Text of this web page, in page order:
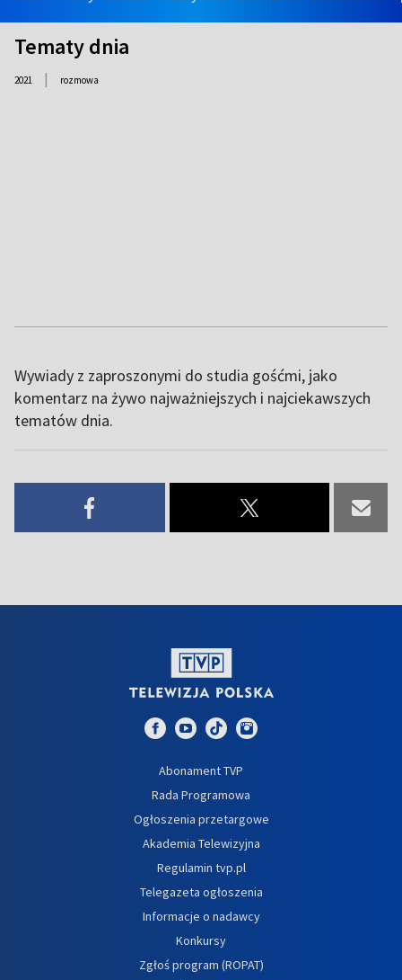
Tematy dnia
2021 | rozmowa
Wywiady z zaproszonymi do studia gośćmi, jako
komentarz na żywo najważniejszych i najciekawszych
tematów dnia.
Abonament TVP
Rada Programowa
Ogłoszenia przetargowe
Akademia Telewizyjna
Regulamin tvp.pl
Telegazeta ogłoszenia
Informacje o nadawcy
Konkursy
Zgłoś program (ROPAT)